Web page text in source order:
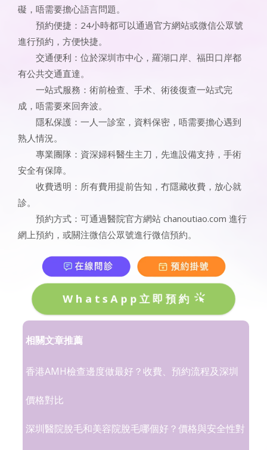
礙，唔需要擔心語言問題。
預約便捷：24小時都可以通過官方網站或微信公眾號
進行預約，方便快捷。
交通便利：位於深圳市中心，羅湖口岸、福田口岸都
有公共交通直達。
一站式服務：術前檢查、手术、術後復查一站式完
成，唔需要來回奔波。
隱私保護：一人一診室，資料保密，唔需要擔心遇到
熟人情況。
專業團隊：資深婦科醫生主刀，先進設備支持，手術
安全有保障。
收費透明：所有費用提前告知，冇隱藏收費，放心就
診。
預約方式：可通過醫院官方網站 chanoutiao.com 進行
網上預約，或關注微信公眾號進行微信預約。
WhatsApp立即預約
相關文章推薦
香港AMH檢查邊度做最好？收費、預約流程及深圳
價格對比
深圳醫院脫毛和美容院脫毛哪個好？價格與安全性對